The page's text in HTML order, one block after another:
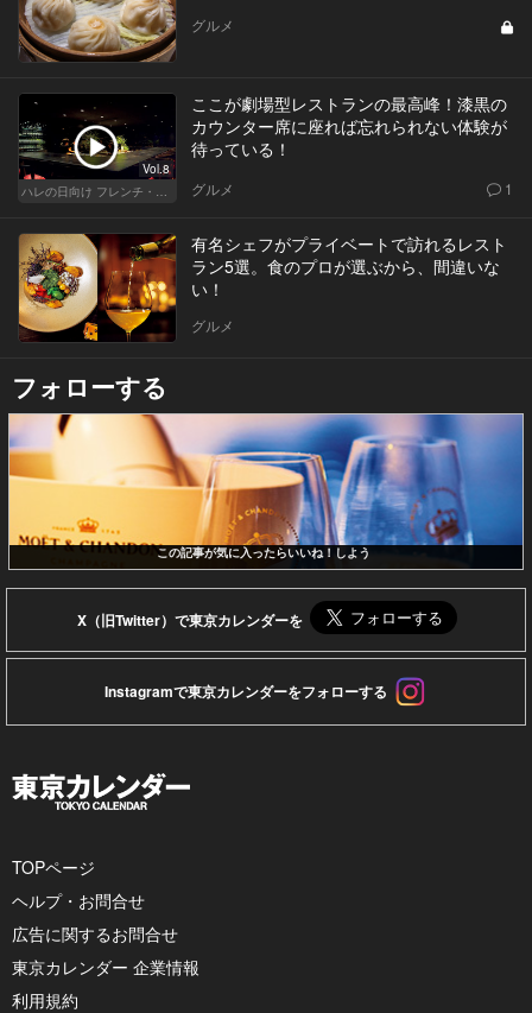
グルメ
Vol.8
ハレの日向け フレンチ・高級店
ここが劇場型レストランの最高峰！漆黒の
カウンター席に座れば忘れられない体験が
待っている！
グルメ 1
有名シェフがプライベートで訪れるレスト
ラン5選。食のプロが選ぶから、間違いな
い！
グルメ
フォローする
この記事が気に入ったらいいね！しよう
X（旧Twitter）で東京カレンダーを
Instagramで東京カレンダーをフォローする
TOPページ
ヘルプ・お問合せ
広告に関するお問合せ
東京カレンダー 企業情報
利用規約